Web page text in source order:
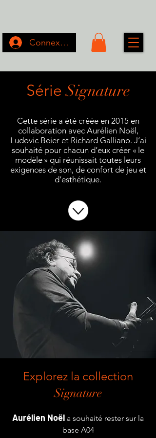
Connexion
SérieSignature
Cette série a été créée en 2015 en
collaboration avec Aurélien Noël,
Ludovic Beier et Richard Galliano. J’ai
souhaité pour chacun d’eux créer « le
modèle » qui réunissait toutes leurs
exigences de son, de confort de jeu et
d’esthétique.
Explorez la collection
Signature
Aurélien Noël a souhaité rester sur la
base A04